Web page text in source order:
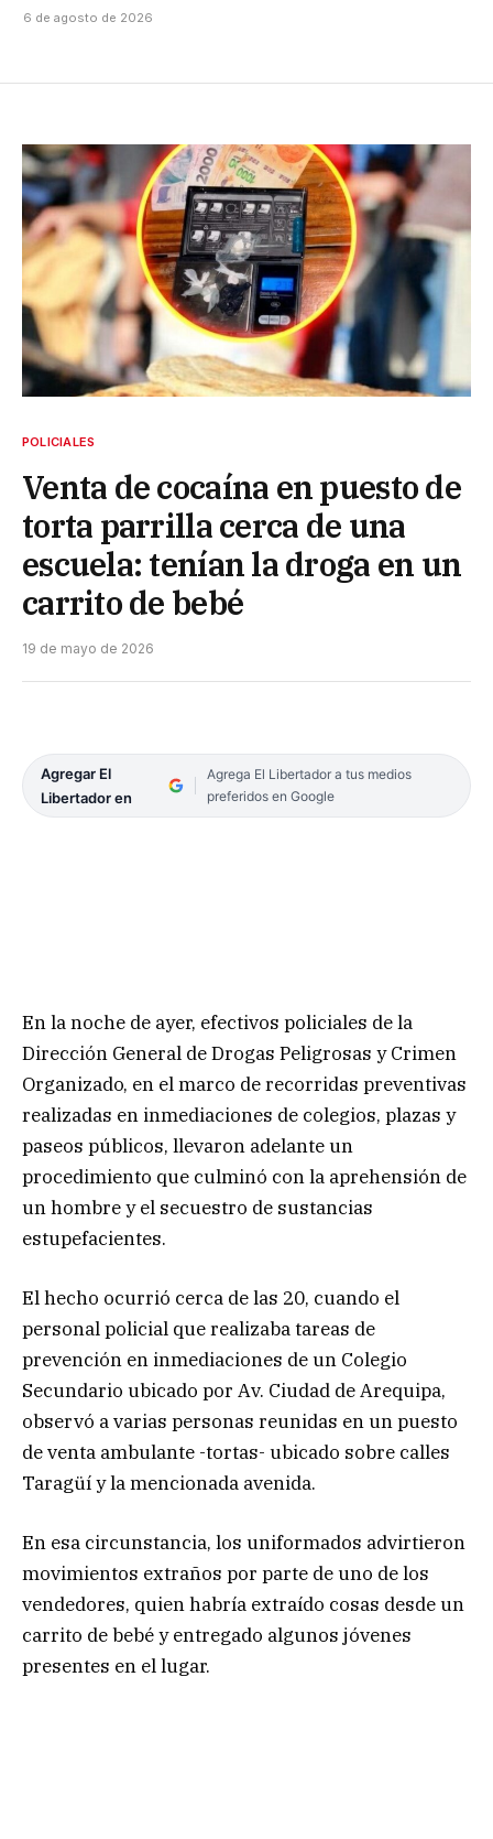
6 de agosto de 2026
POLICIALES
Venta de cocaína en puesto de
torta parrilla cerca de una
escuela: tenían la droga en un
carrito de bebé
19 de mayo de 2026
Agregar El
Libertador en
Agrega El Libertador a tus medios
preferidos en Google
En la noche de ayer, efectivos policiales de la
Dirección General de Drogas Peligrosas y Crimen
Organizado, en el marco de recorridas preventivas
realizadas en inmediaciones de colegios, plazas y
paseos públicos, llevaron adelante un
procedimiento que culminó con la aprehensión de
un hombre y el secuestro de sustancias
estupefacientes.
El hecho ocurrió cerca de las 20, cuando el
personal policial que realizaba tareas de
prevención en inmediaciones de un Colegio
Secundario ubicado por Av. Ciudad de Arequipa,
observó a varias personas reunidas en un puesto
de venta ambulante -tortas- ubicado sobre calles
Taragüí y la mencionada avenida.
En esa circunstancia, los uniformados advirtieron
movimientos extraños por parte de uno de los
vendedores, quien habría extraído cosas desde un
carrito de bebé y entregado algunos jóvenes
presentes en el lugar.